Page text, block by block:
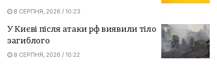
8 СЕРПНЯ, 2026 / 10:23
У Києві після атаки рф виявили тіло
загиблого
8 СЕРПНЯ, 2026 / 10:22